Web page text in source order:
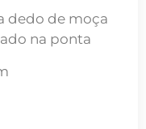
dedo de moça
na ponta